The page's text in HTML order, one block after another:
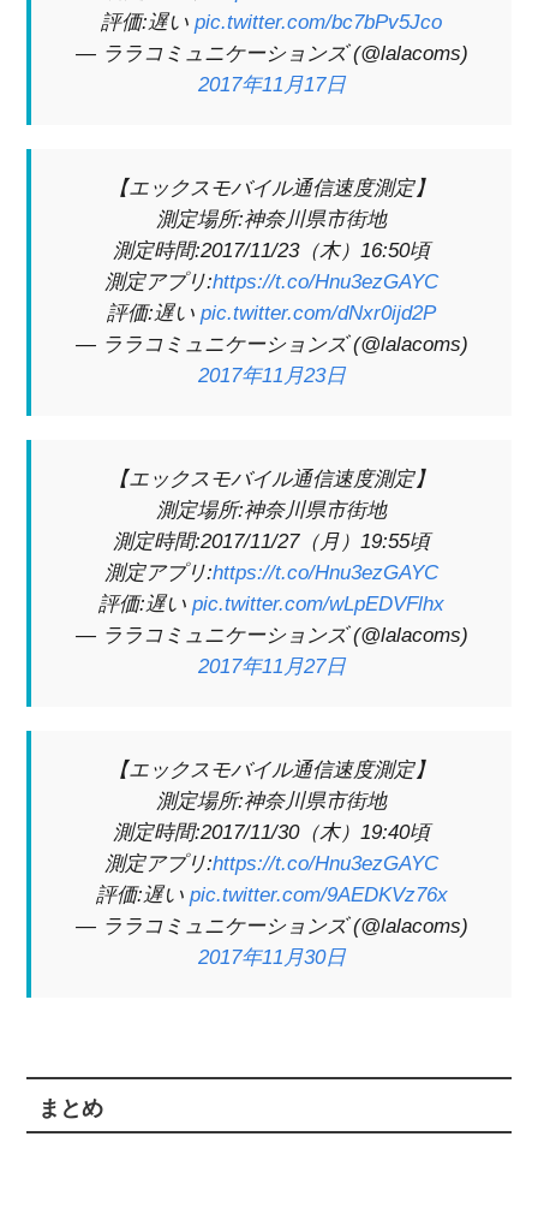
評価:遅い pic.twitter.com/bc7bPv5Jco
— ララコミュニケーションズ (@lalacoms)
2017年11月17日
【エックスモバイル通信速度測定】
測定場所:神奈川県市街地
測定時間:2017/11/23（木）16:50頃
測定アプリ:https://t.co/Hnu3ezGAYC
評価:遅い pic.twitter.com/dNxr0ijd2P
— ララコミュニケーションズ (@lalacoms)
2017年11月23日
【エックスモバイル通信速度測定】
測定場所:神奈川県市街地
測定時間:2017/11/27（月）19:55頃
測定アプリ:https://t.co/Hnu3ezGAYC
評価:遅い pic.twitter.com/wLpEDVFlhx
— ララコミュニケーションズ (@lalacoms)
2017年11月27日
【エックスモバイル通信速度測定】
測定場所:神奈川県市街地
測定時間:2017/11/30（木）19:40頃
測定アプリ:https://t.co/Hnu3ezGAYC
評価:遅い pic.twitter.com/9AEDKVz76x
— ララコミュニケーションズ (@lalacoms)
2017年11月30日
まとめ